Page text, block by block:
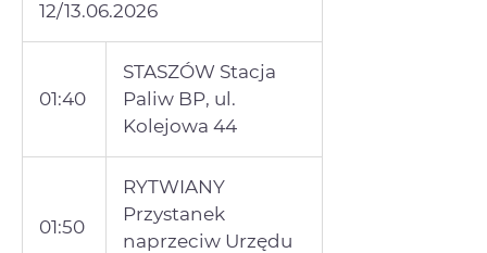
12/13.06.2026
01:40
STASZÓW Stacja
Paliw BP, ul.
Kolejowa 44
01:50
RYTWIANY
Przystanek
naprzeciw Urzędu